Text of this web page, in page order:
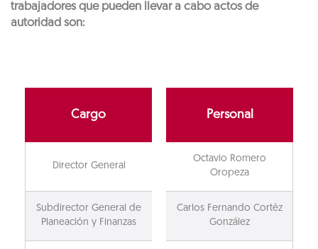
trabajadores que pueden llevar a cabo actos de
autoridad son:
Cargo Personal
Director General
Octavio Romero
Oropeza
Subdirector General de
Planeación y Finanzas
Carlos Fernando Cortéz
González